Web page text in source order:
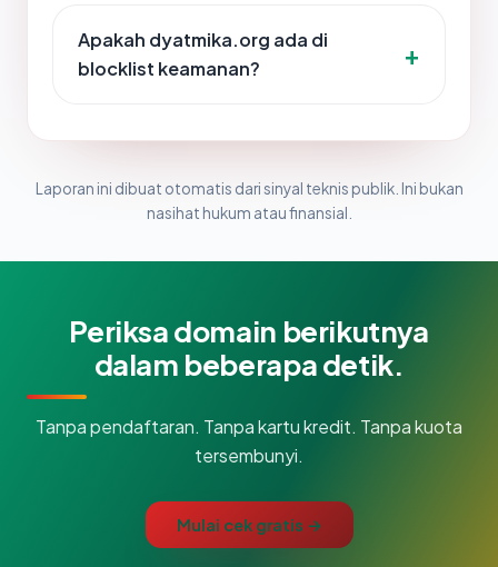
Apakah dyatmika.org ada di
blocklist keamanan?
Laporan ini dibuat otomatis dari sinyal teknis publik. Ini bukan
nasihat hukum atau finansial.
Periksa domain berikutnya
dalam beberapa detik.
Tanpa pendaftaran. Tanpa kartu kredit. Tanpa kuota
tersembunyi.
Mulai cek gratis →